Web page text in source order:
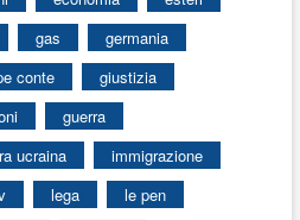
gas
germania
conte
giustizia
guerra
ucraina
immigrazione
lega
le pen